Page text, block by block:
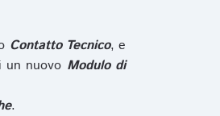
Contatto Tecnico, e
nuovo Modulo di
.